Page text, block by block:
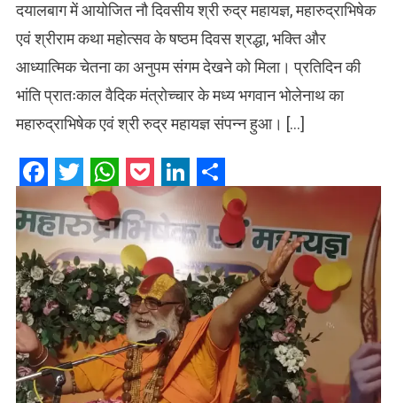
दयालबाग में आयोजित नौ दिवसीय श्री रुद्र महायज्ञ, महारुद्राभिषेक
एवं श्रीराम कथा महोत्सव के षष्ठम दिवस श्रद्धा, भक्ति और
आध्यात्मिक चेतना का अनुपम संगम देखने को मिला। प्रतिदिन की
भांति प्रातःकाल वैदिक मंत्रोच्चार के मध्य भगवान भोलेनाथ का
महारुद्राभिषेक एवं श्री रुद्र महायज्ञ संपन्न हुआ। […]
Facebook
Twitter
WhatsApp
Pocket
LinkedIn
Share